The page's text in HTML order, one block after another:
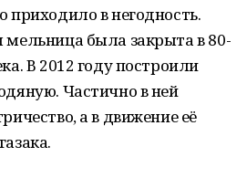
приходило в негодность.
мельница была закрыта в 80-
В 2012 году построили
Частично в ней
а в движение её